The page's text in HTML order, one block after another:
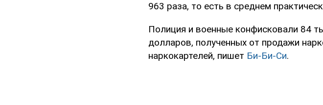
963 раза, то есть в среднем
Полиция и военные конфисковали 84
долларов, полученных от продажи
наркокартелей, пишет Би-Би-Си.